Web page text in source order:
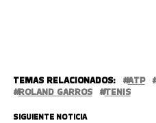
TEMAS RELACIONADOS: ATP
ROLAND GARROS
TENIS
SIGUIENTE NOTICIA